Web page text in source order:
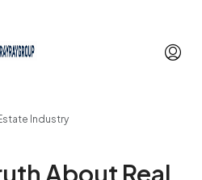
Industry
About Real